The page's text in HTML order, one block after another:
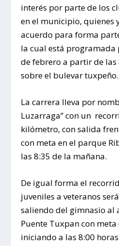
interés por parte de los
en el municipio, quienes
acuerdo para forma
la cual está
de febrero a partir de las
sobre el bulevar tuxpeño.
La carrera lleva por
Luzarraga” con un
kilómetro, con salida
con meta en el parque
las 8:35 de la mañana.
De igual forma el
juveniles a veteranos
saliendo del gimnasio
Puente Tuxpan con meta
iniciando a las 8:00